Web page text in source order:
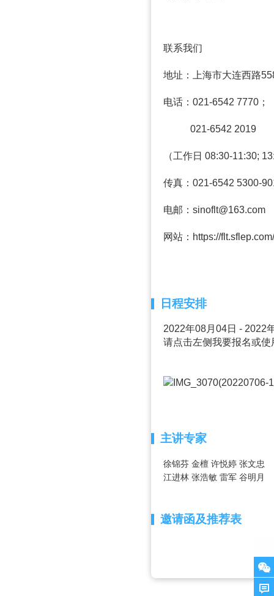
联系我们
地址：上海市大连西路
电话：021-6542 7770；
021-6542 2019
（工作日 08:30-11:30;
传真：021-6542 5300-
电邮：sinoflt@163.com
网站：https://
日程安排
2022年08月04日 - 2022
请点击左侧我要报名或
主讲专家
徐锦芬 金檀 许悦婷 张文忠
江进林 张浩敏 雷军 谷明月
邀请函及推荐表